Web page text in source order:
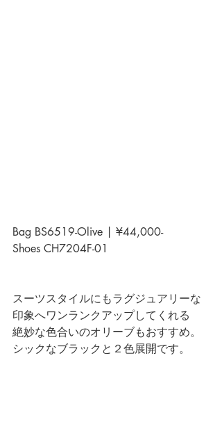
Bag BS6519-Olive | ¥44,000-
Shoes CH7204F-01
スーツスタイルにもラグジュアリーな
印象へワンランクアップしてくれる
絶妙な色合いのオリーブもおすすめ。
シックなブラックと２色展開です。